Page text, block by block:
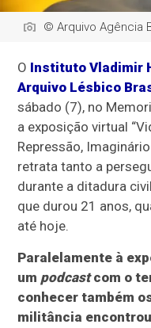
© Arquivo Agência
O Instituto Vladimir
Arquivo Lésbico
sábado (7), no
a exposição virtual
Repressão,
retrata tanto a
durante a ditadura
que durou 21 anos,
até hoje.
Paralelamente à
um podcastcom o
conhecer também
militância